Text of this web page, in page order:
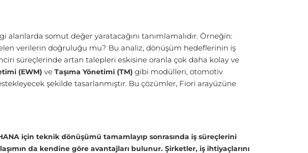
alanlarda somut değer yaratacağını tanımlamalıdır. Örneğin:
verilerin doğruluğu mu? Bu analiz, dönüşüm hedeflerinin iş
süreçlerinde artan talepleri eskisine oranla çok daha kolay ve
(EWM) ve Taşıma Yönetimi (TM) gibi modülleri, otomotiv
şekilde tasarlanmıştır. Bu çözümler, Fiori arayüzüne
için teknik dönüşümü tamamlayıp sonrasında iş süreçlerini
da kendine göre avantajları bulunur. Şirketler, iş ihtiyaçlarını